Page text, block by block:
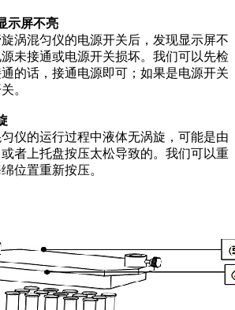
示屏不亮
涡混匀仪的电源开关后，发现显示屏不
未接通或电源开关损坏。我们可以先检
的话，接通电源即可；如果是电源开关
。
仪的运行过程中液体无涡旋，可能是由
者上托盘按压太松导致的。我们可以重
位置重新按压。